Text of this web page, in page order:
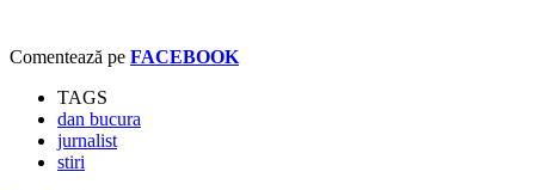
Comentează pe FACEBOOK
TAGS
dan bucura
jurnalist
stiri